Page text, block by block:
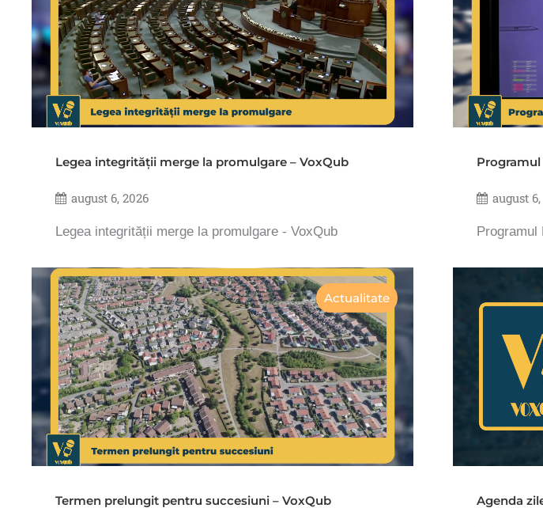
Legea integrității merge la promulgare – VoxQub
august 6, 2026
Legea integrității merge la promulgare - VoxQub
Programul
august
Programul
Actualitate
Termen prelungit pentru succesiuni – VoxQub Agenda